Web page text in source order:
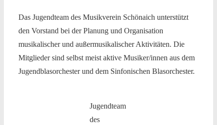
Das Jugendteam des Musikverein Schönaich unterstützt
den Vorstand bei der Planung und Organisation
musikalischer und außermusikalischer Aktivitäten. Die
Mitglieder sind selbst meist aktive Musiker/innen aus dem
Jugendblasorchester und dem Sinfonischen Blasorchester.
Jugendteam
des